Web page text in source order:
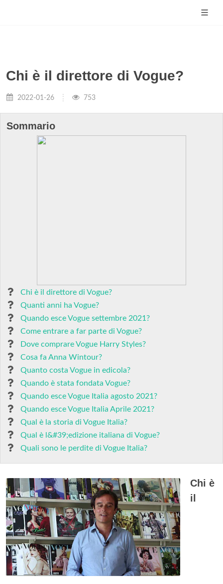
Chi è il direttore di Vogue?
2022-01-26 753
Sommario
Chi è il direttore di Vogue?
Quanti anni ha Vogue?
Quando esce Vogue settembre 2021?
Come entrare a far parte di Vogue?
Dove comprare Vogue Harry Styles?
Cosa fa Anna Wintour?
Quanto costa Vogue in edicola?
Quando è stata fondata Vogue?
Quando esce Vogue Italia agosto 2021?
Quando esce Vogue Italia Aprile 2021?
Qual è la storia di Vogue Italia?
Qual è l&#39;edizione italiana di Vogue?
Quali sono le perdite di Vogue Italia?
Chi è
il